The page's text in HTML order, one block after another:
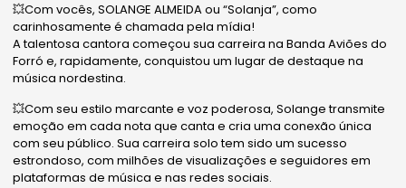
💥Com vocês, SOLANGE ALMEIDA ou “Solanja”, como
carinhosamente é chamada pela mídia!
A talentosa cantora começou sua carreira na Banda Aviões do
Forró e, rapidamente, conquistou um lugar de destaque na
música nordestina.
💥Com seu estilo marcante e voz poderosa, Solange transmite
emoção em cada nota que canta e cria uma conexão única
com seu público. Sua carreira solo tem sido um sucesso
estrondoso, com milhões de visualizações e seguidores em
plataformas de música e nas redes sociais.